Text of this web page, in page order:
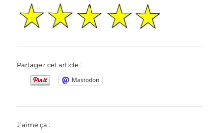
Partagez cet article :
Mastodon
J’aime ça :